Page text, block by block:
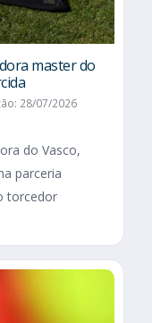
master do
28/07/2026
do Vasco,
parceria
torcedor